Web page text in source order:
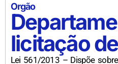
Orgão
licitação
Lei 561/2013 – Dispõe